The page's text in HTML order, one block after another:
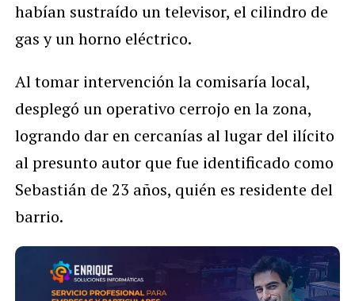
habían sustraído un televisor, el cilindro de
gas y un horno eléctrico.
Al tomar intervención la comisaría local,
desplegó un operativo cerrojo en la zona,
logrando dar en cercanías al lugar del ilícito
al presunto autor que fue identificado como
Sebastián de 23 años, quién es residente del
barrio.